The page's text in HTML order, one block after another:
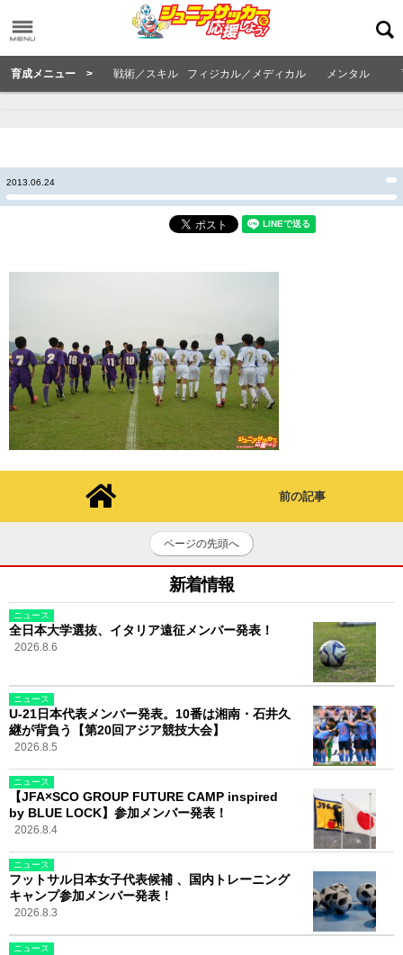
育成メニュー > 戦術／スキル フィジカル／メディカル メンタル
2013.06.24
前の記事
ページの先頭へ
新着情報
ニュース
全日本大学選抜、イタリア遠征メンバー発表！
2026.8.6
ニュース
U-21日本代表メンバー発表。10番は湘南・石井久
継が背負う【第20回アジア競技大会】
2026.8.5
ニュース
【JFA×SCO GROUP FUTURE CAMP inspired
by BLUE LOCK】参加メンバー発表！
2026.8.4
ニュース
フットサル日本女子代表候補 、国内トレーニング
キャンプ参加メンバー発表！
2026.8.3
ニュース